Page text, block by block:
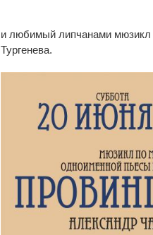
и любимый липчанами мюзикл
Тургенева.